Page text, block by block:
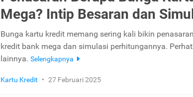
Mega? Intip Besaran dan
Bunga kartu kredit memang sering kali bikin
kredit bank mega dan simulasi perhitungannya.
lainnya. Selengkapnya
Kartu Kredit • 27 Februari 2025